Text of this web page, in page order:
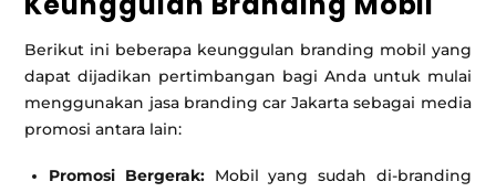
Berikut ini beberapa keunggulan branding mobil yang
dapat dijadikan pertimbangan bagi Anda untuk mulai
menggunakan jasa branding car Jakarta sebagai media
promosi antara lain:
Promosi Bergerak: Mobil yang sudah di-branding